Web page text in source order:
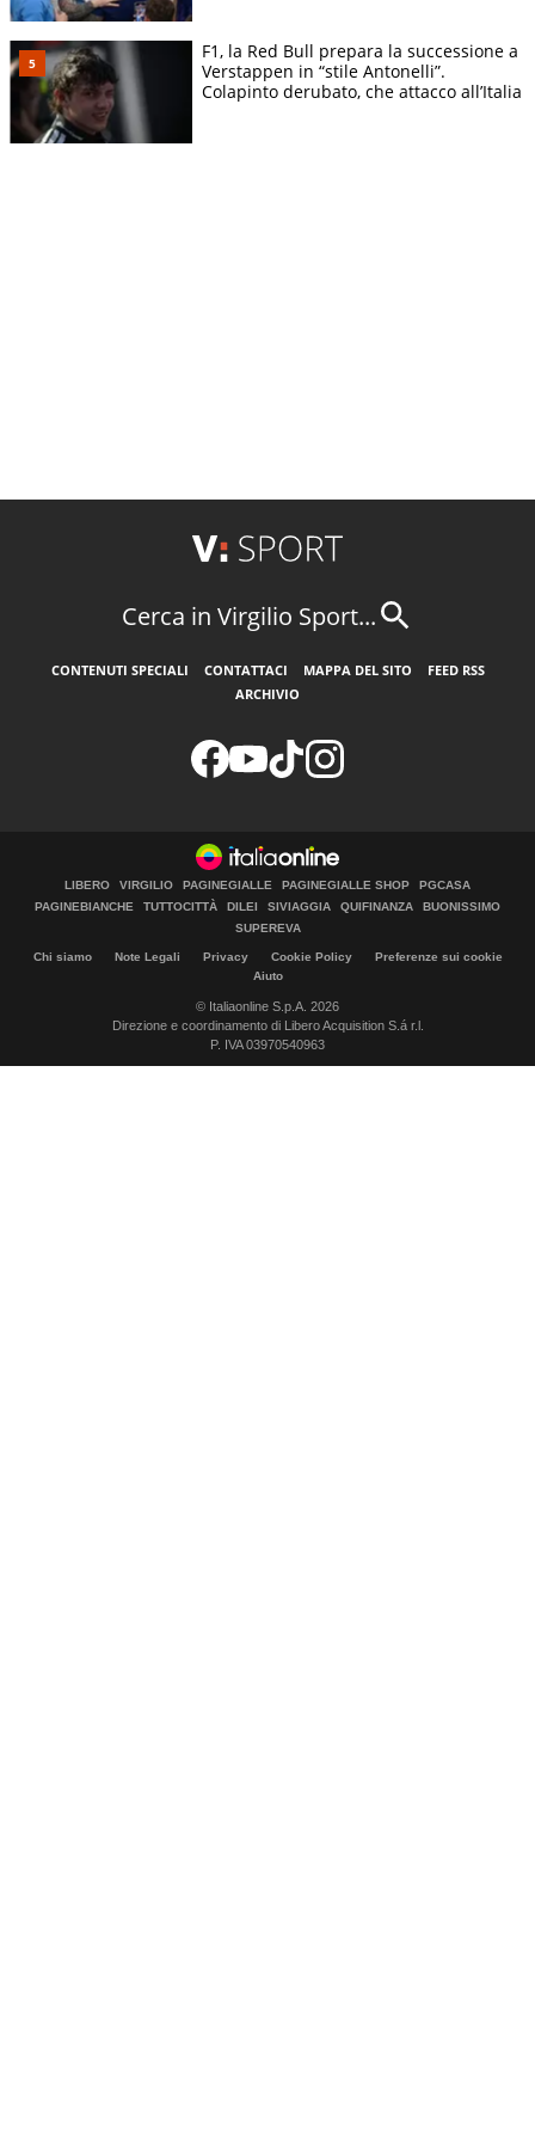
F1, la Red Bull prepara la successione a
Verstappen in “stile Antonelli”.
Colapinto derubato, che attacco all’Italia
Cerca in Virgilio Sport...
CONTENUTI SPECIALI CONTATTACI MAPPA DEL SITO
FEED RSS
ARCHIVIO
LIBERO VIRGILIO PAGINEGIALLE PAGINEGIALLE SHOP
PGCASA
PAGINEBIANCHE
TUTTOCITTÀ DILEI SIVIAGGIA QUIFINANZA
BUONISSIMO
SUPEREVA
Chi siamo Note Legali Privacy Cookie Policy
Preferenze sui cookie
Aiuto
© Italiaonline S.p.A. 2026
Direzione e coordinamento di Libero Acquisition S.á r.l.
P. IVA 03970540963